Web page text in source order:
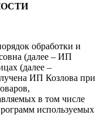
обработки и
(далее – ИП
(далее –
ИП Козлова при
в том числе
используемых